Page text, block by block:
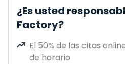
¿Es usted
Factory?
El 50% de las citas
de horario